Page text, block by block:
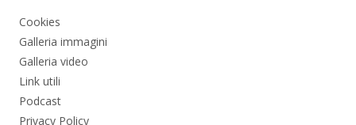
Cookies
Galleria immagini
Galleria video
Link utili
Podcast
Privacy Policy